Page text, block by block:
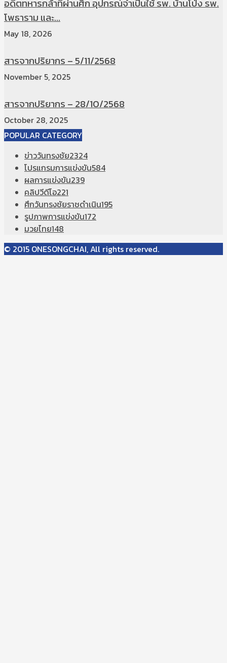
อดีตทหารกล้าที่ผ่านศึก อุปกรณ์จำเป็นใช้ รพ. บ้านโป่ง รพ.
โพธาราม และ...
May 18, 2026
สารจากปริยากร – 5/11/2568
November 5, 2025
สารจากปริยากร – 28/10/2568
October 28, 2025
POPULAR CATEGORY
ข่าววันทรงชัย2324
โปรแกรมการแข่งขัน584
ผลการแข่งขัน239
คลิปวีดีโอ221
ศึกวันทรงชัยราชดำเนิน195
รูปภาพการแข่งขัน172
มวยไทย148
© 2015 ONESONGCHAI, All rights reserved.